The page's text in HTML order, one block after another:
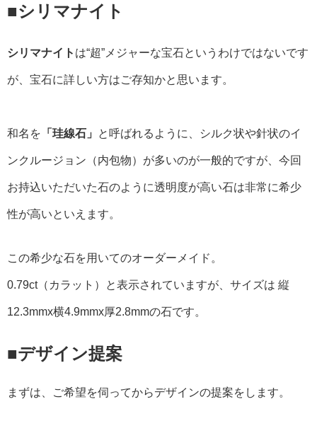
■シリマナイト
シリマナイト は“超”メジャーな宝石というわけではないです
が、宝石に詳しい方はご存知かと思います。
和名を 「珪線石」 と呼ばれるように、シルク状や針状のイ
ンクルージョン（内包物）が多いのが一般的ですが、今回
お持込いただいた石のように透明度が高い石は非常に希少
性が高いといえます。
この希少な石を用いてのオーダーメイド。
0.79ct（カラット）と表示されていますが、サイズは 縦
12.3mmx横4.9mmx厚2.8mmの石です。
■デザイン提案
まずは、ご希望を伺ってからデザインの提案をします。